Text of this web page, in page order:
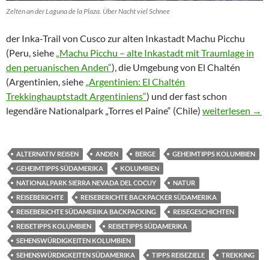
Zelten an der Laguna de la Plaza. Über Nacht viel Schnee
der Inka-Trail von Cusco zur alten Inkastadt Machu Picchu
(Peru, siehe „Machu Picchu – alte Inkastadt mit Traumlage in
den peruanischen Anden“), die Umgebung von El Chaltén
(Argentinien, siehe „Argentinien: El Chaltén
Trekkinghauptstadt Argentiniens“) und der fast schon
legendäre Nationalpark „Torres el Paine“ (Chile) Kolumbien:
weiterlesen →
ALTERNATIV REISEN ANDEN BERGE
GEHEIMTIPPS KOLUMBIEN
GEHEIMTIPPS SÜDAMERIKA
KOLUMBIEN
NATIONALPARK SIERRA NEVADA DEL COCUY
NATUR
REISEBERICHTE
REISEBERICHTE BACKPACKER SÜDAMERIKA
REISEBERICHTE SÜDAMERIKA BACKPACKING
REISEGESCHICHTEN
REISETIPPS KOLUMBIEN
REISETIPPS SÜDAMERIKA
SEHENSWÜRDIGKEITEN KOLUMBIEN
SEHENSWÜRDIGKEITEN SÜDAMERIKA
TIPPS REISEZIELE
TREKKING